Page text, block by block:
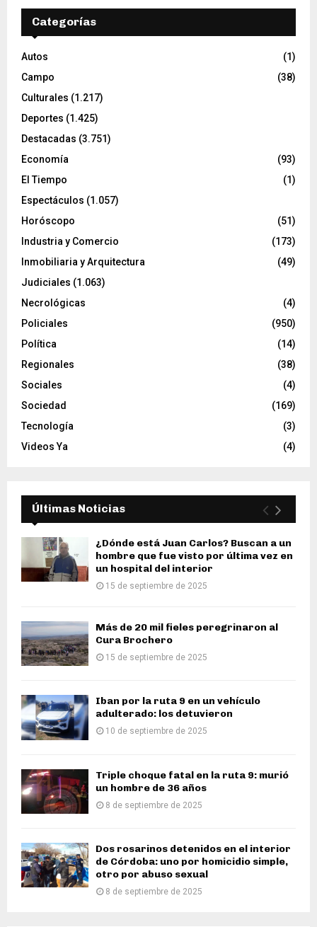
entradas
Categorías
Autos
(1)
Campo
(38)
Culturales (1.217)
Deportes (1.425)
Destacadas (3.751)
Economía
(93)
El Tiempo
(1)
Espectáculos (1.057)
Horóscopo
(51)
Industria y Comercio
(173)
Inmobiliaria y Arquitectura
(49)
Judiciales (1.063)
Necrológicas
(4)
Policiales
(950)
Política
(14)
Regionales
(38)
Sociales
(4)
Sociedad
(169)
Tecnología
(3)
Videos Ya
(4)
Últimas Noticias
¿Dónde está Juan Carlos? Buscan a un
hombre que fue visto por última vez en
un hospital del interior
15 de septiembre de 2025
Más de 20 mil fieles peregrinaron al
Cura Brochero
15 de septiembre de 2025
Iban por la ruta 9 en un vehículo
adulterado: los detuvieron
10 de septiembre de 2025
Triple choque fatal en la ruta 9: murió
un hombre de 36 años
8 de septiembre de 2025
Dos rosarinos detenidos en el interior
de Córdoba: uno por homicidio simple,
otro por abuso sexual
8 de septiembre de 2025